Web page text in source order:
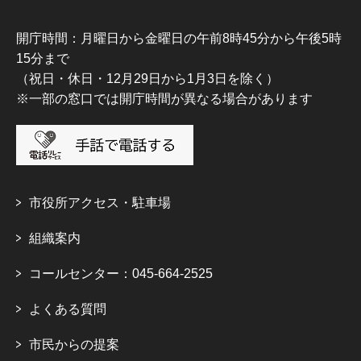
開庁時間：月曜日から金曜日の午前8時45分から午後5時
15分まで
（祝日・休日・12月29日から1月3日を除く）
※一部の窓口では開庁時間が異なる場合があります
市役所アクセス・駐車場
組織案内
コールセンター：045-664-2525
よくある質問
市民からの提案